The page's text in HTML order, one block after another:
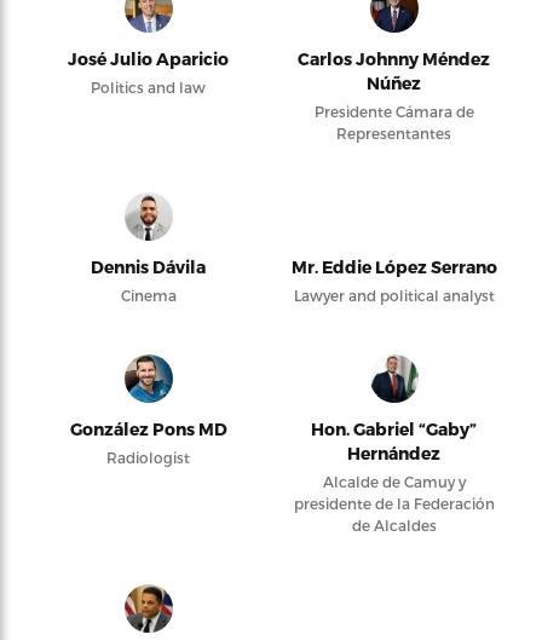
José Julio Aparicio
Politics and law
Carlos Johnny Méndez
Núñez
Presidente Cámara de
Representantes
Dennis Dávila
Cinema
Mr. Eddie López Serrano
Lawyer and political analyst
González Pons MD
Radiologist
Hon. Gabriel “Gaby”
Hernández
Alcalde de Camuy y
presidente de la Federación
de Alcaldes